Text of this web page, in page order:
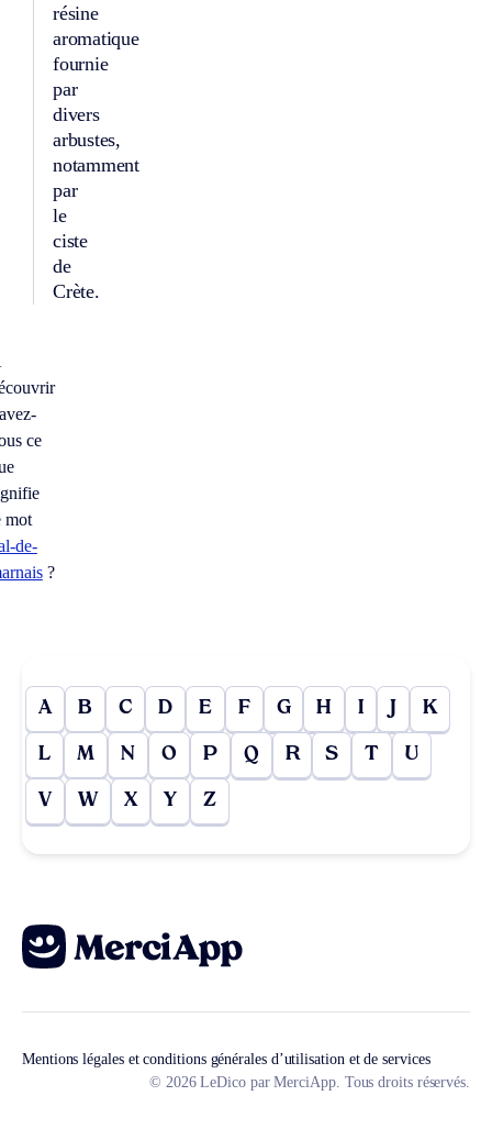
résine
aromatique
fournie
par
divers
arbustes,
notamment
par
le
ciste
de
Crète.
ce
mot
de-
?
A B C D E F G H I J K
L M N O P Q R S T U
V W X Y Z
Mentions légales et conditions générales d’utilisation et de services
© 2026 LeDico par MerciApp. Tous droits réservés.